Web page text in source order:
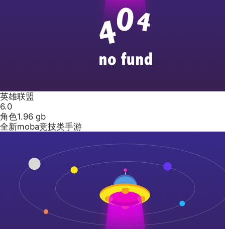
英雄联盟
6.0
角色1.96 gb
全新moba竞技类手游